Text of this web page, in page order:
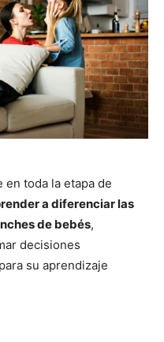
en toda la etapa de
a diferenciar las
de bebés,
decisiones
su aprendizaje